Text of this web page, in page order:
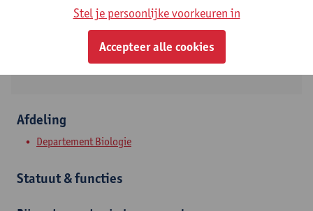
+3232651087
Universiteitsplein 1
Afdeling
Departement Biologie
Statuut & functies
Stel je persoonlijke voorkeuren in
Accepteer alle cookies